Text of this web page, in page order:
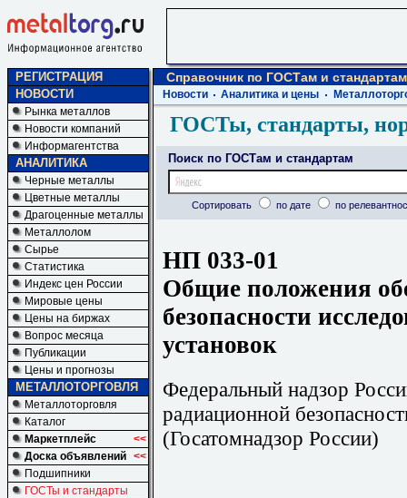
РЕГИСТРАЦИЯ
НОВОСТИ
Рынка металлов
Новости компаний
Информагентства
АНАЛИТИКА
Черные металлы
Цветные металлы
Драгоценные металлы
Металлолом
Сырье
Статистика
Индекс цен России
Мировые цены
Цены на биржах
Вопрос месяца
Публикации
Цены и прогнозы
МЕТАЛЛОТОРГОВЛЯ
Металлоторговля
Каталог
Маркетплейс
<<
Доска объявлений <<
Подшипники
ГОСТы и стандарты
Справочник по ГОСТам и стандартам
Новости Аналитика и цены
ГОСТы, стандарты,
Поиск по ГОСТам и стандартам
Сортировать по дате по
НП 033-01
Общие положения
безопасности
установок
Федеральный надзор
радиационной
(Госатомнадзор России)